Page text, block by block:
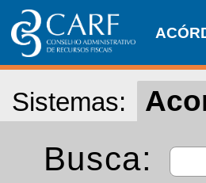
Sistemas:
Busca: